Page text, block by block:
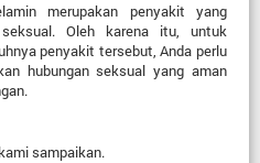
merupakan penyakit yang
Oleh karena itu, untuk
penyakit tersebut, Anda perlu
hubungan seksual yang aman
sampaikan.